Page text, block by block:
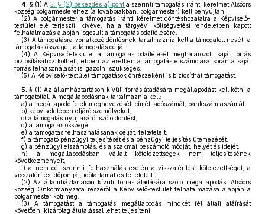
4. § (1) A 3. § (2) bekezdés a) pontja szerinti támogatás iránti kérelmet Alsóörs
község polgármesteréhez (a továbbiakban: polgármester) kell benyújtani.
(2) A polgármester a támogatás iránti kérelmet döntéshozatalra a Képviselő-
testület elé terjeszti, kivéve, ha a tárgyévi költségvetési rendeletben kapott
felhatalmazás alapján jogosult a támogatás odaítélésére.
(3) A támogatásra vonatkozó döntésnek tartalmaznia kell a támogatott nevét, a
támogatás összegét, a támogatás célját.
(4) A Képviselő-testület a támogatás odaítélését meghatározott saját forrás
biztosításához kötheti, ebben az esetben a támogatás elszámolása során a saját
forrás felhasználását is igazolni szükséges.
(5) A Képviselő-testület támogatások önrészeként is biztosíthat támogatást.
5. § (1) Az államháztartáson kívüli forrás átadására megállapodást kell kötni a
támogatottal. A megállapodásnak tartalmaznia kell:
a) a megállapodó felek megnevezését, címét, adószámát, bankszámlaszámát,
b) képviseletében eljáró személyeket,
c) a támogatás nyújtásáról szóló döntést,
d) a támogatás összegét,
e) a támogatás felhasználásának célját, feltételeit,
f) a támogató pénzügyi teljesítését és a pénzügyi teljesítés ütemezését,
g) a pénzügyi elszámolás, és a szakmai beszámoló módját, helyét és idejét,
h) a megállapodásban vállalt kötelezettségek nem teljesítésének
következményeit,
i) a nem cél szerinti felhasználás esetén a visszatérítési kötelezettséget, a
visszatérítés időpontját, időtartamát és feltételeit.
(2) Az államháztartáson kívüli forrás átadására szóló megállapodást Alsóörs
község Önkormányzata részéről a Képviselő-testület felhatalmazása alapján a
polgármester köti meg.
(3) A támogatást a támogatási megállapodás mindkét fél általi aláírását
követően, kizárólag átutalással lehet teljesíteni.